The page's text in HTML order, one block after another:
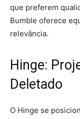
que preferem
Bumble oferece
relevância.
Hinge:
Deletado
O Hinge se